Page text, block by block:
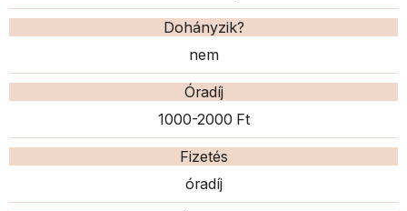
Dohányzik?
nem
Óradíj
1000-2000 Ft
Fizetés
óradíj